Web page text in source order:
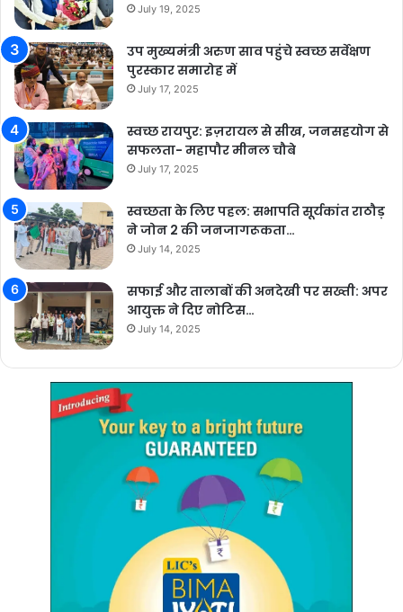
July 19, 2025
उप मुख्यमंत्री अरुण साव पहुंचे स्वच्छ सर्वेक्षण
पुरस्कार समारोह में
July 17, 2025
स्वच्छ रायपुर: इज़रायल से सीख, जनसहयोग से
सफलता- महापौर मीनल चौबे
July 17, 2025
स्वच्छता के लिए पहल: सभापति सूर्यकांत राठौड़
ने जोन 2 की जनजागरूकता…
July 14, 2025
सफाई और तालाबों की अनदेखी पर सख्ती: अपर
आयुक्त ने दिए नोटिस…
July 14, 2025